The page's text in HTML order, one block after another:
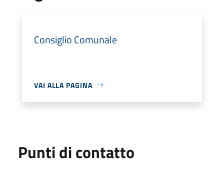
Consiglio Comunale
VAI ALLA PAGINA
Punti di contatto